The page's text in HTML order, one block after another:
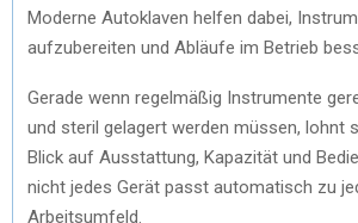
T
R
)
O I
Moderne Autoklaven helfen dabei,
aufzubereiten und Abläufe im Betrieb
Gerade wenn regelmäßig Instrumente
und steril gelagert werden müssen, lohnt
Blick auf Ausstattung, Kapazität und
nicht jedes Gerät passt automatisch zu
Arbeitsumfeld.